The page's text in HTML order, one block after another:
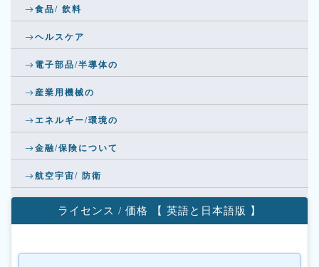
食品/ 飲料
ヘルスケア
電子部品/半導体の
産業用機械の
エネルギー/環境の
金融/保険について
航空宇宙/ 防衛
ライセンス / 価格 【 英語と日本語版 】